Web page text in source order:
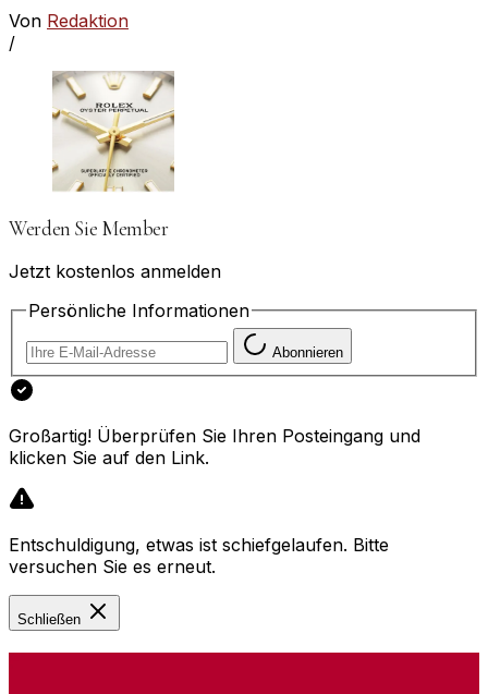
Von Redaktion
/
Werden Sie Member
Jetzt kostenlos anmelden
Persönliche Informationen
Abonnieren
Großartig! Überprüfen Sie Ihren Posteingang und
klicken Sie auf den Link.
Entschuldigung, etwas ist schiefgelaufen. Bitte
versuchen Sie es erneut.
Schließen